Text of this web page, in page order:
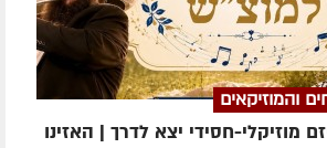
והמוזיקאים
מוזיקלי-חסידי יצא לדרך | האזינו